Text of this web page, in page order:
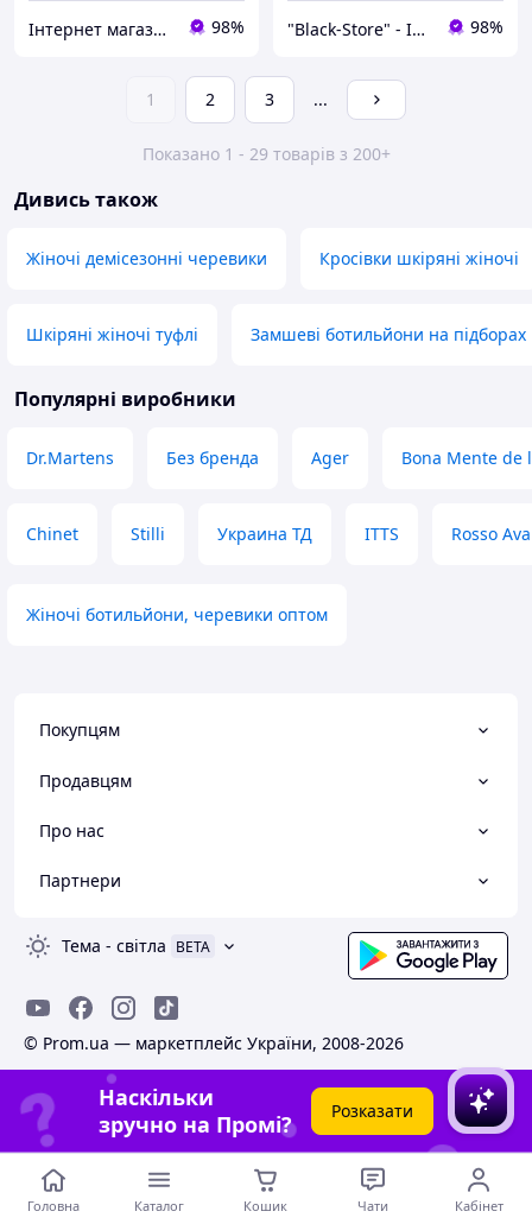
Інтернет магазин жіночого одягу "PODIUM" 98% "Black-Store" - Інтернет-магазин 98%
1 2 3 ...
Показано 1 - 29 товарів з 200+
Дивись також
Жіночі демісезонні черевики Кросівки шкіряні жіночі
Шкіряні жіночі туфлі Замшеві ботильйони на підборах
Популярні виробники
Dr.Martens Без бренда Ager Bona Mente de
Chinet Stilli Украина ТД ITTS Rosso
Жіночі ботильйони, черевики оптом
Покупцям
Продавцям
Про нас
Партнери
Тема - світла BETA
© Prom.ua — маркетплейс України, 2008-2026
Наскільки
зручно на Промі?
Розказати
Головна Каталог Кошик Чати Кабінет